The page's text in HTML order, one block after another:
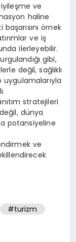
ve
haline
örnek
ve iş
ilerleyebilir.
gibi,
değil, sağlıklı
stratejileri
dünya
potansiyeline
ve
#turizm